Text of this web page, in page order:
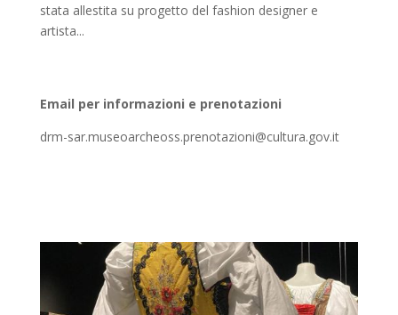
stata allestita su progetto del fashion designer e
artista...
Email per informazioni e prenotazioni
drm-sar.museoarcheoss.prenotazioni@cultura.gov.it